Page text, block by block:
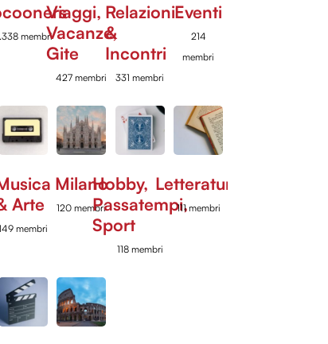
membri
Viaggi,
Vacanze,
Gite
427 membri
Relazioni
&
Incontri
331 membri
Eventi
214
membri
Arte
membri
Milano
120 membri
Hobby,
Passatempi,
Sport
118 membri
Letteratura
111 membri